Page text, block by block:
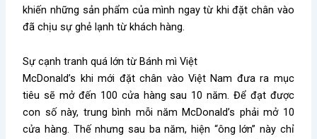
khiến những sản phẩm của mình ngay từ khi đặt chân vào
đã chịu sự ghẻ lạnh từ khách hàng.
Sự cạnh tranh quá lớn từ Bánh mì Việt
McDonald’s khi mới đặt chân vào Việt Nam đưa ra mục
tiêu sẽ mở đến 100 cửa hàng sau 10 năm. Để đạt được
con số này, trung bình mỗi năm McDonald’s phải mở 10
cửa hàng. Thế nhưng sau ba năm, hiện “ông lớn” này chỉ